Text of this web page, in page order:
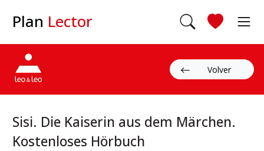
Plan Lector
Volver
Sisi. Die Kaiserin aus dem Märchen.
Kostenloses Hörbuch